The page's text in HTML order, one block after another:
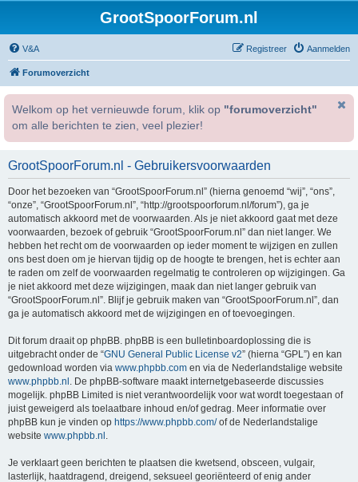
GrootSpoorForum.nl
V&A Aanmelden
Registreer
Forumoverzicht
Welkom op het vernieuwde forum, klik op "forumoverzicht"
om alle berichten te zien, veel plezier!
GrootSpoorForum.nl - Gebruikersvoorwaarden
Door het bezoeken van “GrootSpoorForum.nl” (hierna genoemd “wij”, “ons”,
“onze”, “GrootSpoorForum.nl”, “http://grootspoorforum.nl/forum”), ga je
automatisch akkoord met de voorwaarden. Als je niet akkoord gaat met deze
voorwaarden, bezoek of gebruik “GrootSpoorForum.nl” dan niet langer. We
hebben het recht om de voorwaarden op ieder moment te wijzigen en zullen
ons best doen om je hiervan tijdig op de hoogte te brengen, het is echter aan
te raden om zelf de voorwaarden regelmatig te controleren op wijzigingen. Ga
je niet akkoord met deze wijzigingen, maak dan niet langer gebruik van
“GrootSpoorForum.nl”. Blijf je gebruik maken van “GrootSpoorForum.nl”, dan
ga je automatisch akkoord met de wijzigingen en of toevoegingen.
Dit forum draait op phpBB. phpBB is een bulletinboardoplossing die is
uitgebracht onder de “GNU General Public License v2” (hierna “GPL”) en kan
gedownload worden via www.phpbb.com en via de Nederlandstalige website
www.phpbb.nl . De phpBB-software maakt internetgebaseerde discussies
mogelijk. phpBB Limited is niet verantwoordelijk voor wat wordt toegestaan of
juist geweigerd als toelaatbare inhoud en/of gedrag. Meer informatie over
phpBB kun je vinden op https://www.phpbb.com/of de Nederlandstalige
website www.phpbb.nl .
Je verklaart geen berichten te plaatsen die kwetsend, obsceen, vulgair,
lasterlijk, haatdragend, dreigend, seksueel georiënteerd of enig ander